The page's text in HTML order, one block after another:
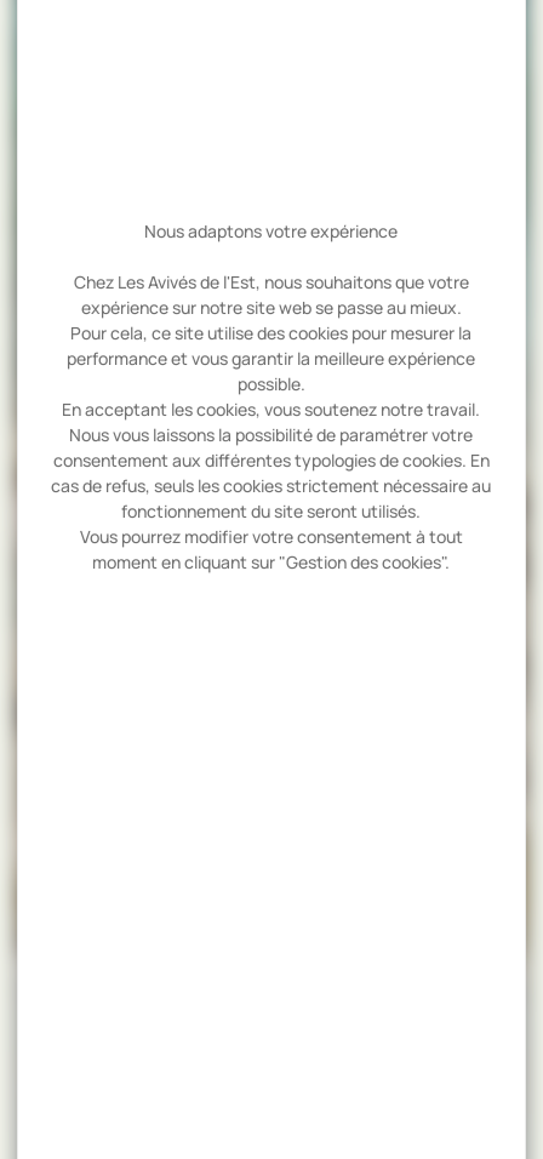
Nous adaptons votre expérience
Chez Les Avivés de l'Est, nous souhaitons que votre
expérience sur notre site web se passe au mieux.
Pour cela, ce site utilise des cookies pour mesurer la
performance et vous garantir la meilleure expérience
possible.
En acceptant les cookies, vous soutenez notre travail.
Nous vous laissons la possibilité de paramétrer votre
consentement aux différentes typologies de cookies. En
cas de refus, seuls les cookies strictement nécessaire au
fonctionnement du site seront utilisés.
Vous pourrez modifier votre consentement à tout
moment en cliquant sur "Gestion des cookies".